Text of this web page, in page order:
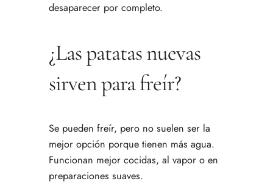
desaparecer por completo.
¿Las patatas nuevas
sirven para freír?
Se pueden freír, pero no suelen ser la
mejor opción porque tienen más agua.
Funcionan mejor cocidas, al vapor o en
preparaciones suaves.